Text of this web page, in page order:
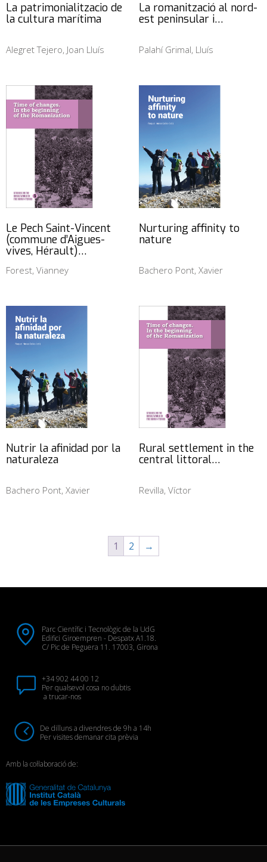
La patrimonialitzacio de
la cultura marítima
Alegret Tejero, Joan Lluís
La romanització al nord-
est peninsular i…
Palahí Grimal, Lluís
Le Pech Saint-Vincent
(commune d’Aigues-
vives, Hérault)…
Forest, Vianney
Nurturing affinity to
nature
Bachero Pont, Xavier
Nutrir la afinidad por la
naturaleza
Bachero Pont, Xavier
Rural settlement in the
central littoral…
Revilla, Víctor
1 2 →
Parc Científic i Tecnològic de la UdG
Edifici Giroempren - Despatx A1.18.
C/ Pic de Peguera 11. 17003, Girona
+34 902 44 00 12
Per qualsevol cosa no dubtis
a trucar-nos
De dilluns a divendres de 9h a 14h
Per visites demanar cita prèvia
Amb la col·laboració de: